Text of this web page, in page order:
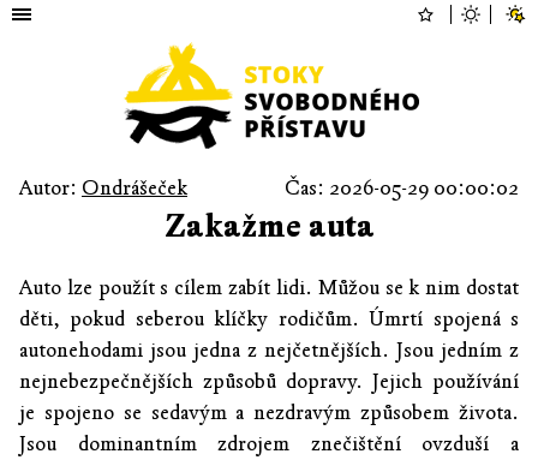
Autor: Ondrášeček Čas: 2026-05-29 00:00:02
Zakažme auta
Auto lze použít s cílem zabít lidi. Můžou se k nim dostat
děti, pokud seberou klíčky rodičům. Úmrtí spojená s
autonehodami jsou jedna z nejčetnějších. Jsou jedním z
nejnebezpečnějších způsobů dopravy. Jejich používání
je spojeno se sedavým a nezdravým způsobem života.
Jsou dominantním zdrojem znečištění ovzduší a